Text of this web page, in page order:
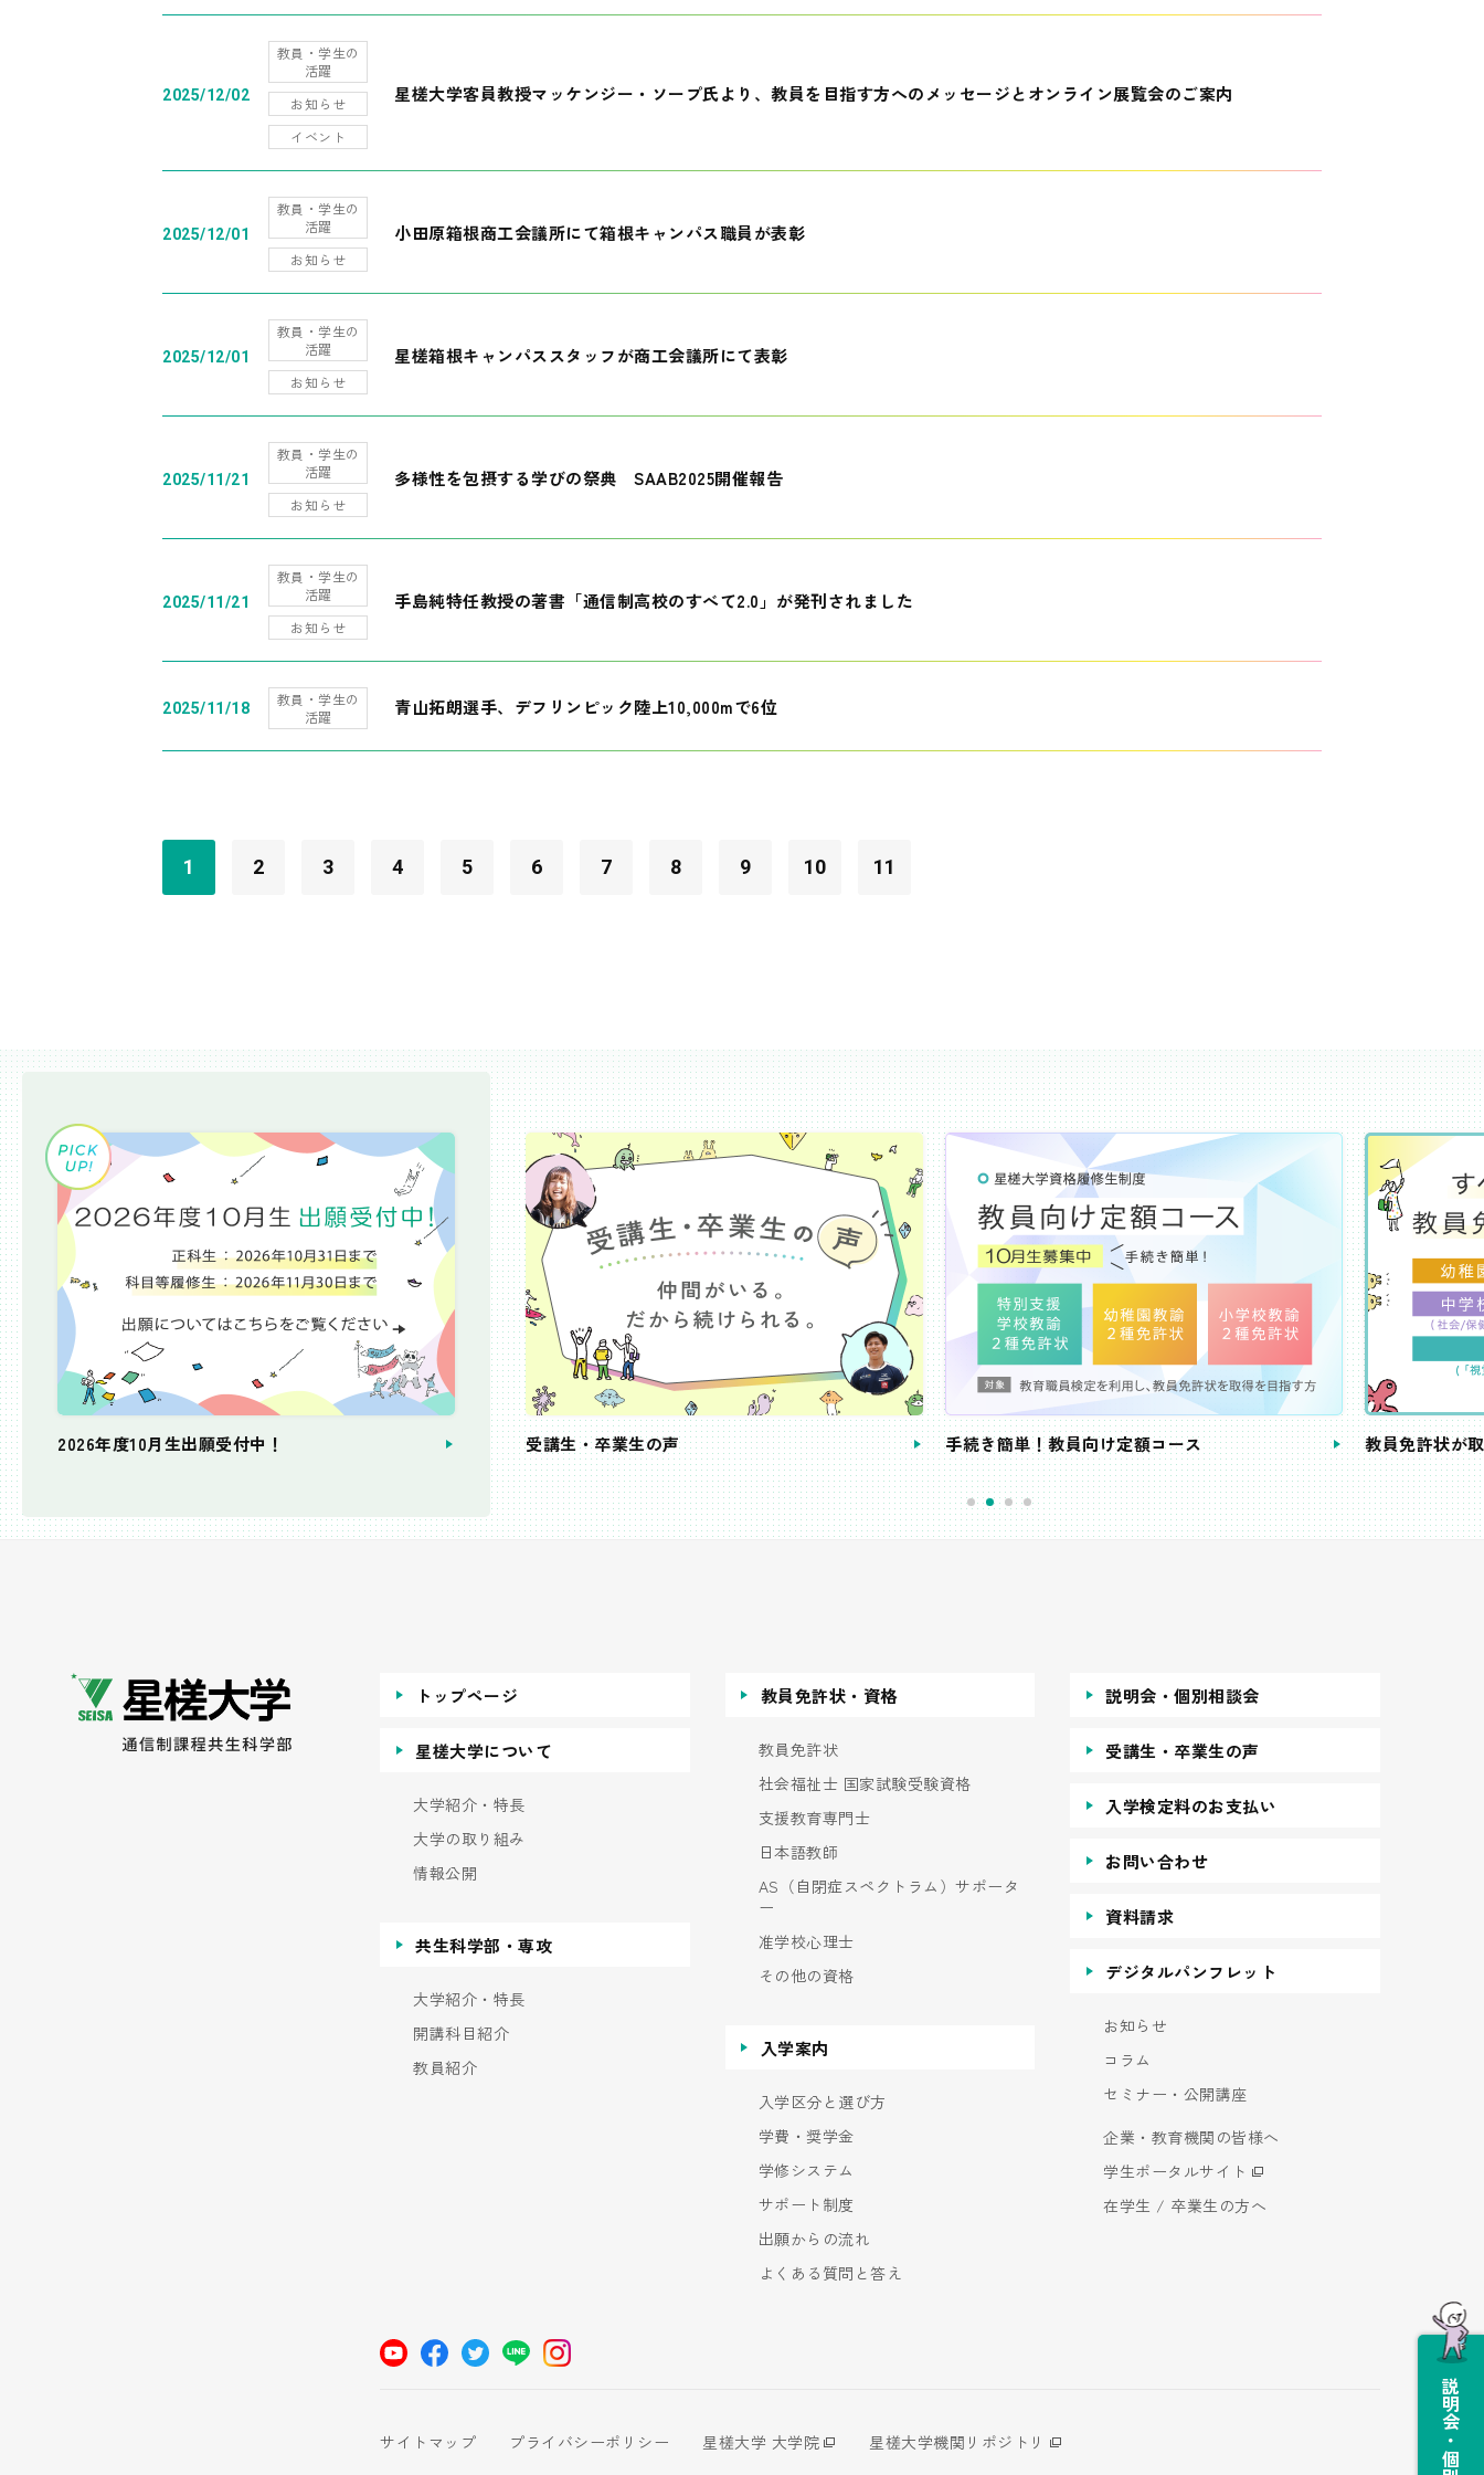
2025/12/02
教員・学生の
活躍
お知らせ
イベント
星槎大学客員教授マッケンジー・ソープ氏より、教員を目指す方へのメッセージとオンライン展覧会のご案内
2025/12/01
教員・学生の
活躍
お知らせ
小田原箱根商工会議所にて箱根キャンパス職員が表彰
2025/12/01
教員・学生の
活躍
お知らせ
星槎箱根キャンパススタッフが商工会議所にて表彰
2025/11/21
教員・学生の
活躍
お知らせ
多様性を包摂する学びの祭典 SAAB2025開催報告
2025/11/21
教員・学生の
活躍
お知らせ
手島純特任教授の著書「通信制高校のすべて2.0」が発刊されました
2025/11/18
教員・学生の
活躍
青山拓朗選手、デフリンピック陸上10,000mで6位
1 2 3 4 5 6 7 8 9 10 11
2026年度10月生出願受付中！
個別相談会 受講生・卒業生の声 手続き簡単！教員向け定額コース 教員免許状が
トップページ
星槎大学について
大学紹介・特長
大学の取り組み
情報公開
共生科学部・専攻
大学紹介・特長
開講科目紹介
教員紹介
教員免許状・資格
教員免許状
社会福祉士 国家試験受験資格
支援教育専門士
日本語教師
AS（自閉症スペクトラム）サポータ
ー
准学校心理士
その他の資格
入学案内
入学区分と選び方
学費・奨学金
学修システム
サポート制度
出願からの流れ
よくある質問と答え
説明会・個別相談会
受講生・卒業生の声
入学検定料のお支払い
お問い合わせ
資料請求
デジタルパンフレット
お知らせ
コラム
セミナー・公開講座
企業・教育機関の皆様へ
学生ポータルサイト
在学生 / 卒業生の方へ
サイトマップ プライバシーポリシー 星槎大学 大学院
星槎大学機関リポジトリ